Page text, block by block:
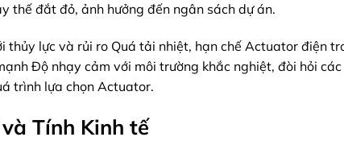
thế đắt đỏ, ảnh hưởng đến ngân sách dự án.
lực và rủi ro Quá tải nhiệt, hạn chế Actuator điện
Độ nhạy cảm với môi trường khắc nghiệt, đòi hỏi
trình lựa chọn Actuator.
Tính Kinh tế